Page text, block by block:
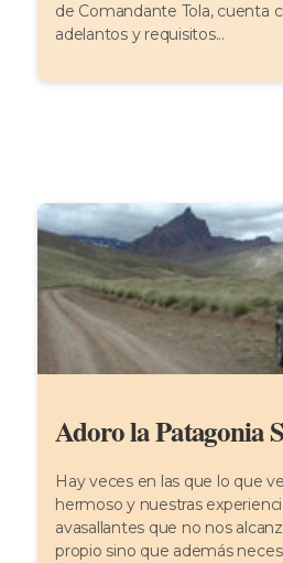
de Comandante Tola, cuenta
adelantos y requisitos...
Adoro la Patagonia
Hay veces en las que lo que
hermoso y nuestras
avasallantes que no nos
propio sino que además